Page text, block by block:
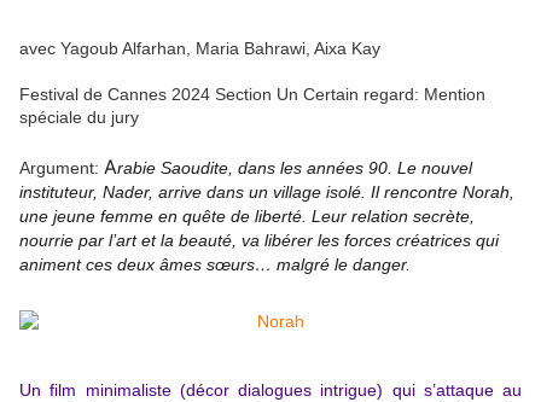
avec Yagoub Alfarhan, Maria Bahrawi, Aixa Kay
Festival de Cannes 2024 Section Un Certain regard: Mention
spéciale du jury
Argument: Arabie Saoudite, dans les années 90. Le nouvel
instituteur, Nader, arrive dans un village isolé. Il rencontre Norah,
une jeune femme en quête de liberté. Leur relation secrète,
nourrie par l’art et la beauté, va libérer les forces créatrices qui
animent ces deux âmes sœurs… malgré le danger.
Un film minimaliste (décor dialogues intrigue) qui s’attaque au